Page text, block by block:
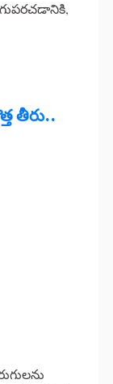
తీరు..